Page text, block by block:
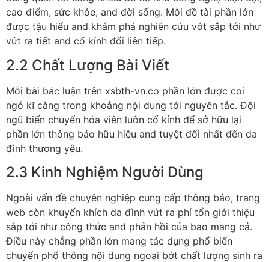
cao điểm, sức khỏe, and đời sống. Mỗi đề tài phần lớn
được tậu hiểu and khám phá nghiên cứu vớt sắp tới như
vứt ra tiết and cố kỉnh đổi liên tiếp.
2.2 Chất Lượng Bài Viết
Mỗi bài bác luận trên xsbth-vn.co phần lớn được coi
ngó kĩ càng trong khoảng nội dung tới nguyên tắc. Đội
ngũ biến chuyển hóa viên luôn cố kỉnh để sở hữu lại
phần lớn thông báo hữu hiệu and tuyệt đối nhất đến da
đình thương yêu.
2.3 Kinh Nghiệm Người Dùng
Ngoài vấn đề chuyên nghiệp cung cấp thông báo, trang
web còn khuyến khích da đình vứt ra phí tổn giới thiệu
sắp tới như công thức and phản hồi của bao mang cả.
Điều này chẳng phần lớn mang tác dụng phổ biến
chuyển phổ thông nội dung ngoại bớt chất lượng sinh ra